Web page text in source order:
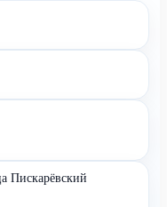
Пискарёвский